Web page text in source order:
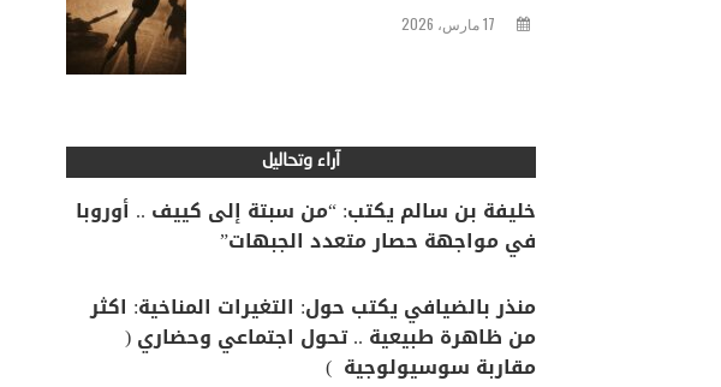
17 مارس، 2026
آراء وتحاليل
خليفة بن سالم يكتب: “من سبتة إلى كييف .. أوروبا
في مواجهة حصار متعدد الجبهات”
منذر بالضيافي يكتب حول: التغيرات المناخية: اكثر
من ظاهرة طبيعية .. تحول اجتماعي وحضاري (
مقاربة سوسيولوجية )